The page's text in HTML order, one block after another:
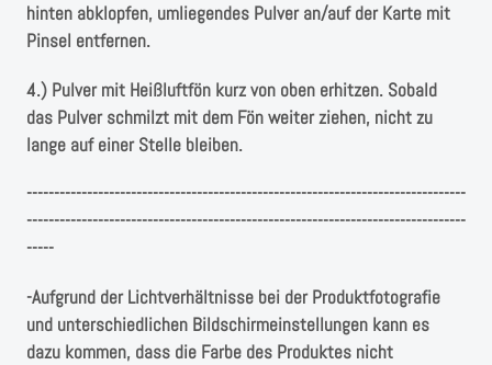
hinten abklopfen, umliegendes Pulver an/auf der Karte mit
Pinsel entfernen.
4.) Pulver mit Heißluftfön kurz von oben erhitzen. Sobald
das Pulver schmilzt mit dem Fön weiter ziehen, nicht zu
lange auf einer Stelle bleiben.
--------------------------------------------------------------------------------
--------------------------------------------------------------------------------
-----
-Aufgrund der Lichtverhältnisse bei der Produktfotografie
und unterschiedlichen Bildschirmeinstellungen kann es
dazu kommen, dass die Farbe des Produktes nicht